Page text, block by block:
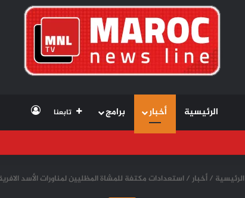
الرئيسية أخبار برامج تابعنا تسجيل
الرئيسية /أخبار/استعدادات مكتفة للمشاة المظليين لمناورات الأسد